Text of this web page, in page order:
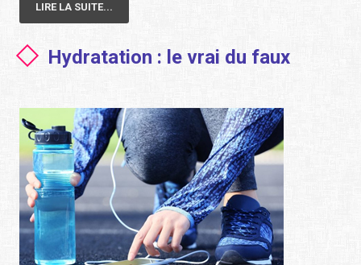
LIRE LA SUITE...
Hydratation : le vrai du faux